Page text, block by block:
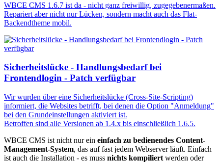
WBCE CMS 1.6.7 ist da - nicht ganz freiwillig, zugegebenermaßen.
Repariert aber nicht nur Lücken, sondern macht auch das Flat-
Backendtheme mobil.
Sicherheitslücke - Handlungsbedarf bei
Frontendlogin - Patch verfügbar
Wir wurden über eine Sicherheitslücke (Cross-Site-Scripting)
informiert, die Websites betrifft, bei denen die Option "Anmeldung"
bei den Grundeinstellungen aktiviert ist.
Betroffen sind alle Versionen ab 1.4.x bis einschließlich 1.6.5.
WBCE CMS ist nicht nur ein einfach zu bedienendes Content-
Management-System, das auf fast jedem Webserver läuft. Einfach
ist auch die Installation - es muss nichts kompiliert werden oder